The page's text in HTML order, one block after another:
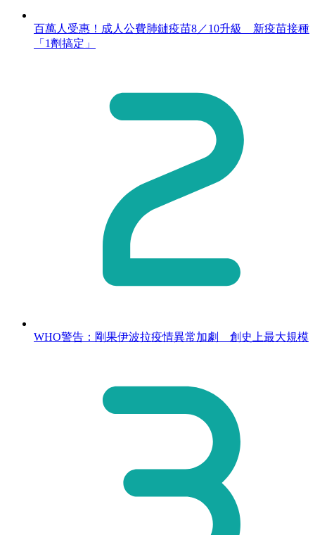
百萬人受惠！成人公費肺鏈疫苗8／10升級 新疫苗接種
「1劑搞定」
WHO警告：剛果伊波拉疫情異常加劇 創史上最大規模